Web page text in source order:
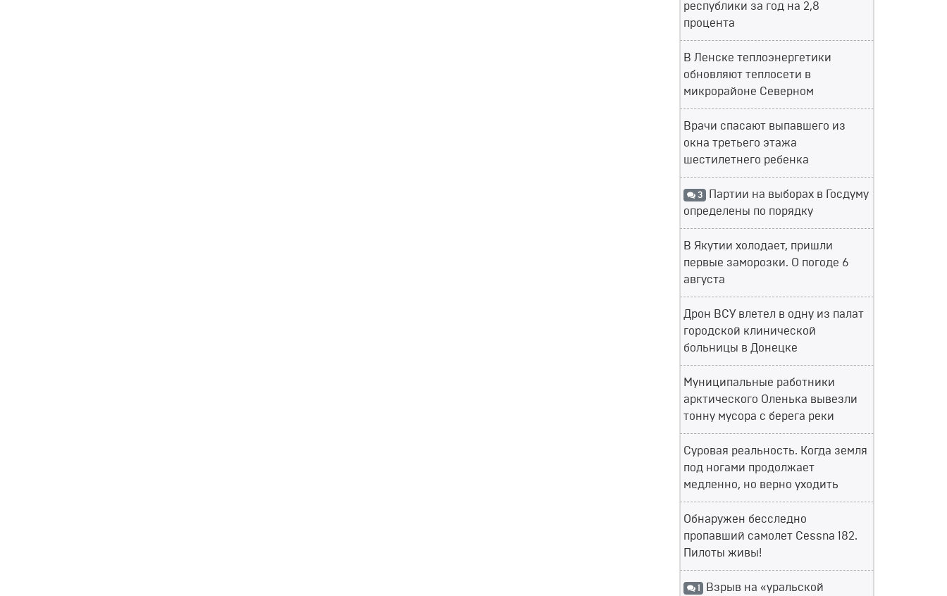
республики за год на 2,8
процента
В Ленске теплоэнергетики
обновляют теплосети в
микрорайоне Северном
Врачи спасают выпавшего из
окна третьего этажа
шестилетнего ребенка
3 Партии на выборах в Госдуму
определены по порядку
В Якутии холодает, пришли
первые заморозки. О погоде 6
августа
Дрон ВСУ влетел в одну из палат
городской клинической
больницы в Донецке
Муниципальные работники
арктического Оленька вывезли
тонну мусора с берега реки
Суровая реальность. Когда земля
под ногами продолжает
медленно, но верно уходить
Обнаружен бесследно
пропавший самолет Cessna 182.
Пилоты живы!
1 Взрыв на «уральской